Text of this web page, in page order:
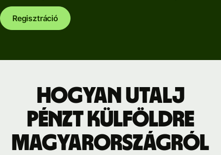
Regisztráció
Hogyan utalj
pénzt külföldre
Magyarországról